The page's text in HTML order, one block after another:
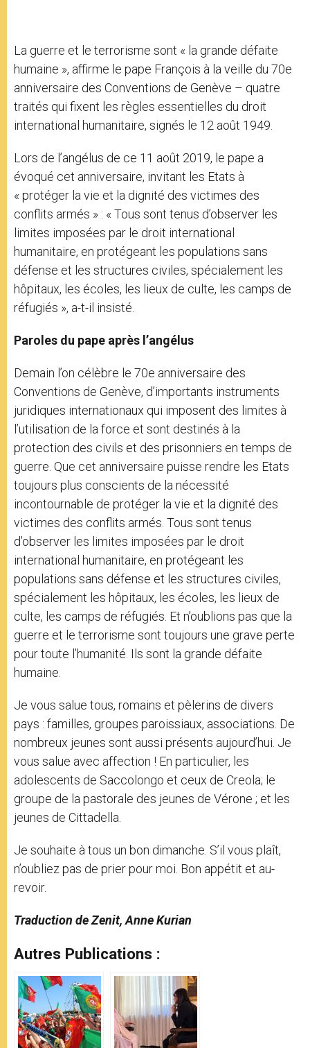
La guerre et le terrorisme sont « la grande défaite
humaine », affirme le pape François à la veille du 70e
anniversaire des Conventions de Genève – quatre
traités qui fixent les règles essentielles du droit
international humanitaire, signés le 12 août 1949.
Lors de l’angélus de ce 11 août 2019, le pape a
évoqué cet anniversaire, invitant les Etats à
« protéger la vie et la dignité des victimes des
conflits armés » : « Tous sont tenus d’observer les
limites imposées par le droit international
humanitaire, en protégeant les populations sans
défense et les structures civiles, spécialement les
hôpitaux, les écoles, les lieux de culte, les camps de
réfugiés », a-t-il insisté.
Paroles du pape après l’angélus
Demain l’on célèbre le 70e anniversaire des
Conventions de Genève, d’importants instruments
juridiques internationaux qui imposent des limites à
l’utilisation de la force et sont destinés à la
protection des civils et des prisonniers en temps de
guerre. Que cet anniversaire puisse rendre les Etats
toujours plus conscients de la nécessité
incontournable de protéger la vie et la dignité des
victimes des conflits armés. Tous sont tenus
d’observer les limites imposées par le droit
international humanitaire, en protégeant les
populations sans défense et les structures civiles,
spécialement les hôpitaux, les écoles, les lieux de
culte, les camps de réfugiés. Et n’oublions pas que la
guerre et le terrorisme sont toujours une grave perte
pour toute l’humanité. Ils sont la grande défaite
humaine.
Je vous salue tous, romains et pèlerins de divers
pays : familles, groupes paroissiaux, associations. De
nombreux jeunes sont aussi présents aujourd’hui. Je
vous salue avec affection ! En particulier, les
adolescents de Saccolongo et ceux de Creola; le
groupe de la pastorale des jeunes de Vérone ; et les
jeunes de Cittadella.
Je souhaite à tous un bon dimanche. S’il vous plaît,
n’oubliez pas de prier pour moi. Bon appétit et au-
revoir.
Traduction de Zenit, Anne Kurian
Autres Publications :